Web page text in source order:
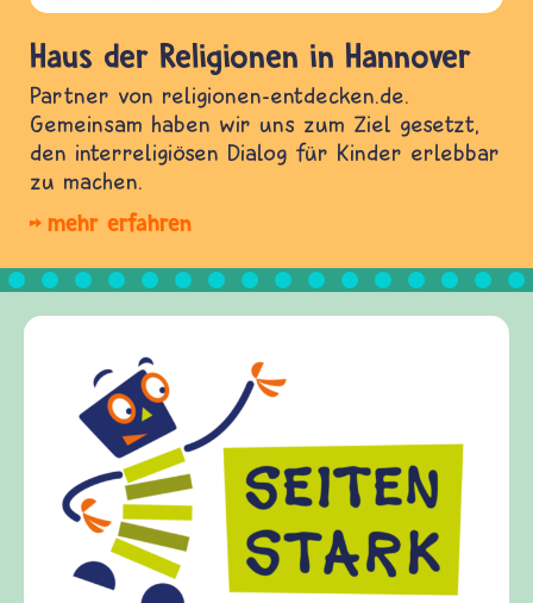
Haus der Religionen in Hannover
Partner von religionen-entdecken.de.
Gemeinsam haben wir uns zum Ziel gesetzt,
den interreligiösen Dialog für Kinder erlebbar
zu machen.
mehr erfahren
Frieden Fragen
frieden-fragen.de ist ein Internet-
Kinder, Eltern und ErzieherInnen
Fragen von Krieg und Frieden,
Gewalt informiert und einen
diesem Themenbereich ermöglicht.
fragen.de bietet Antworten auf